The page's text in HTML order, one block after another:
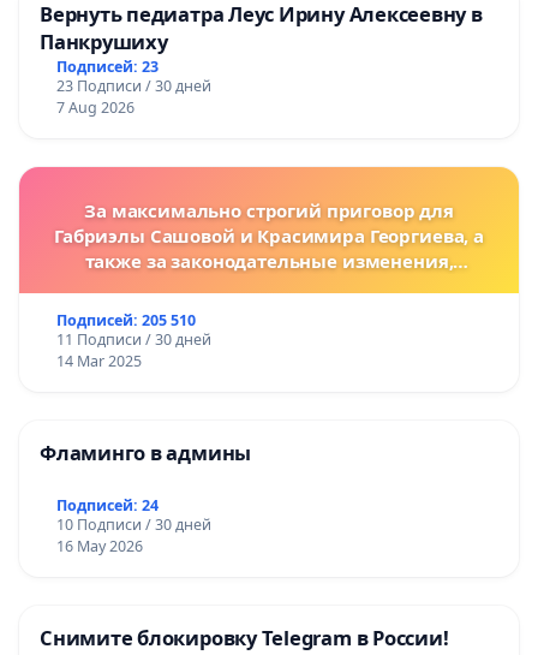
Вернуть педиатра Леус Ирину Алексеевну в
Панкрушиху
Подписей: 23
23 Подписи / 30 дней
7 Aug 2026
За максимально строгий приговор для
Габриэлы Сашовой и Красимира Георгиева, а
также за законодательные изменения,
за преступления против животных!
Подписей: 205 510
11 Подписи / 30 дней
14 Mar 2025
Фламинго в админы
Подписей: 24
10 Подписи / 30 дней
16 May 2026
Снимите блокировку Telegram в России!